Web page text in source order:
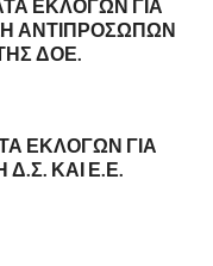
ΕΚΛΟΓΩΝ ΓΙΑ
ΑΝΤΙΠΡΟΣΩΠΩΝ
ΔΟΕ.
ΕΚΛΟΓΩΝ ΓΙΑ
ΚΑΙ Ε.Ε.